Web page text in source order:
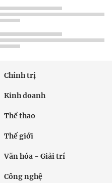
Chính trị
Kinh doanh
Thể thao
Thế giới
Văn hóa - Giải trí
Công nghệ